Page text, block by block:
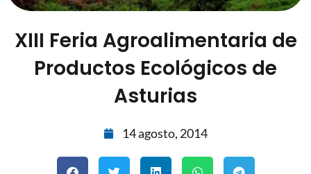
XIII Feria Agroalimentaria de
Productos Ecológicos de
Asturias
14 agosto, 2014